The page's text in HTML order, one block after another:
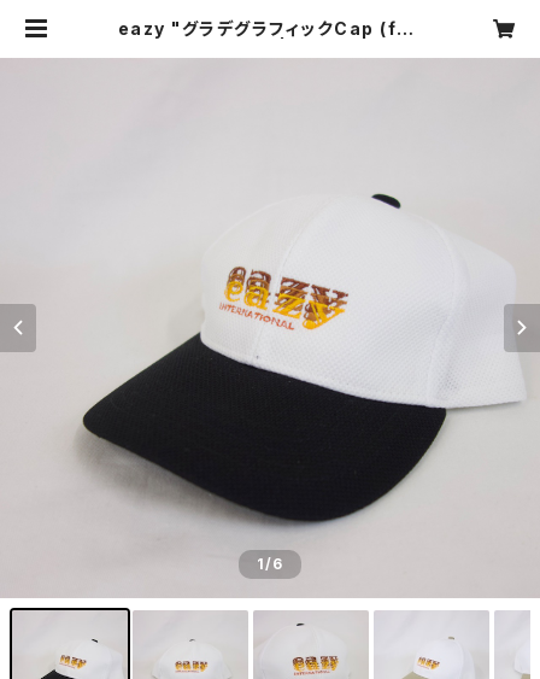
eazy "グラデグラフィックCap (full
1/6